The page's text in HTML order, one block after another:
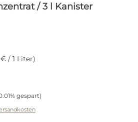
/ 3 l Kanister
€ / 1 Liter)
gespart)